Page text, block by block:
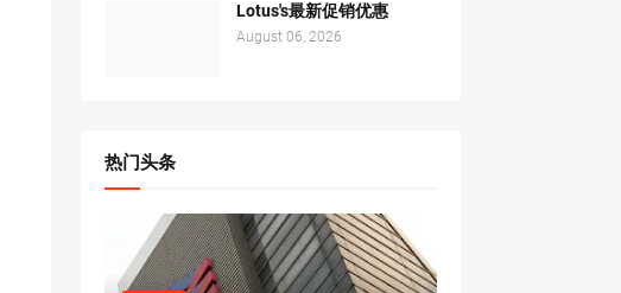
Lotus's最新促销优惠
August 06, 2026
热门头条